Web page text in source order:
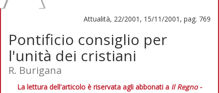
Attualità, 22/2001, 15/11/2001, pag. 769
Pontificio consiglio per
l'unità dei cristiani
R. Burigana
La lettura dell'articolo è riservata agli abbonati a Il Regno -